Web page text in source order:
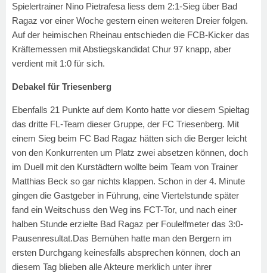
Spielertrainer Nino Pietrafesa liess dem 2:1-Sieg über Bad
Ragaz vor einer Woche gestern einen weiteren Dreier folgen.
Auf der heimischen Rheinau entschieden die FCB-Kicker das
Kräftemessen mit Abstiegskandidat Chur 97 knapp, aber
verdient mit 1:0 für sich.
Debakel für Triesenberg
Ebenfalls 21 Punkte auf dem Konto hatte vor diesem Spieltag
das dritte FL-Team dieser Gruppe, der FC Triesenberg. Mit
einem Sieg beim FC Bad Ragaz hätten sich die Berger leicht
von den Konkurrenten um Platz zwei absetzen können, doch
im Duell mit den Kurstädtern wollte beim Team von Trainer
Matthias Beck so gar nichts klappen. Schon in der 4. Minute
gingen die Gastgeber in Führung, eine Viertelstunde später
fand ein Weitschuss den Weg ins FCT-Tor, und nach einer
halben Stunde erzielte Bad Ragaz per Foulelfmeter das 3:0-
Pausenresultat.Das Bemühen hatte man den Bergern im
ersten Durchgang keinesfalls absprechen können, doch an
diesem Tag blieben alle Akteure merklich unter ihrer